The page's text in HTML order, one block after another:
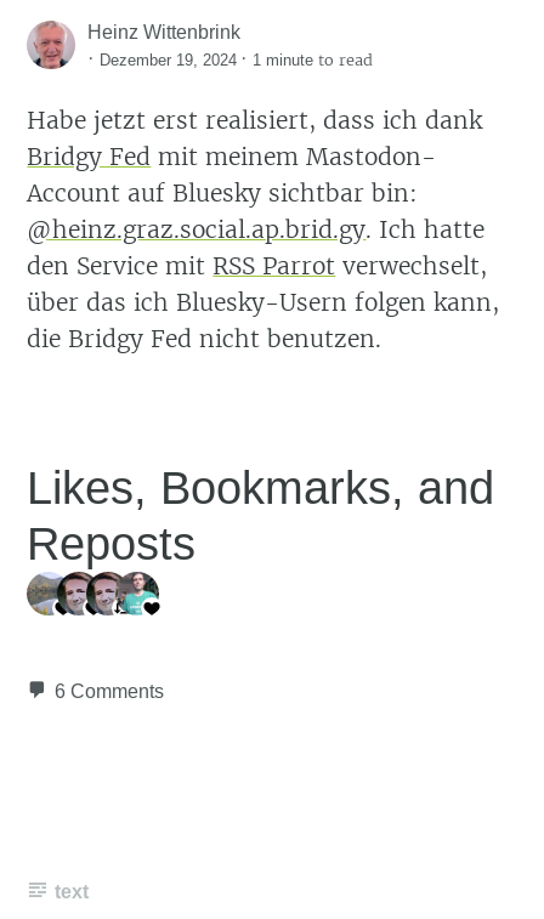
Heinz Wittenbrink
· Dezember 19, 2024 · 1 minute to read
Habe jetzt erst realisiert, dass ich dank
Bridgy Fed mit meinem Mastodon-
Account auf Bluesky sichtbar bin:
@heinz.graz.social.ap.brid.gy. Ich hatte
den Service mit RSS Parrot verwechselt,
über das ich Bluesky-Usern folgen kann,
die Bridgy Fed nicht benutzen.
Likes, Bookmarks, and
Reposts
6 Comments
text